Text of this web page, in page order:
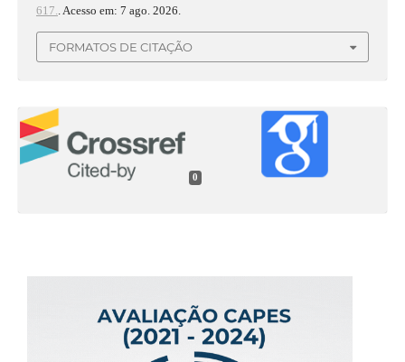
617.
. Acesso em: 7 ago. 2026.
FORMATOS DE CITAÇÃO
0